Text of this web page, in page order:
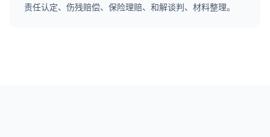
责任认定、伤残赔偿、保险理赔、和解谈判、材料整理。